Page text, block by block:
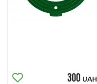
300 UAH